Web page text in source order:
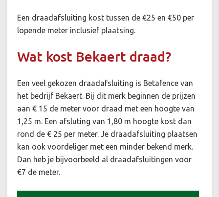
Een draadafsluiting kost tussen de €25 en €50 per
lopende meter inclusief plaatsing.
Wat kost Bekaert draad?
Een veel gekozen draadafsluiting is Betafence van
het bedrijf Bekaert. Bij dit merk beginnen de prijzen
aan € 15 de meter voor draad met een hoogte van
1,25 m. Een afsluting van 1,80 m hoogte kost dan
rond de € 25 per meter. Je draadafsluiting plaatsen
kan ook voordeliger met een minder bekend merk.
Dan heb je bijvoorbeeld al draadafsluitingen voor
€7 de meter.